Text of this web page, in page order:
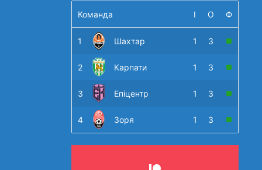
Команда І О Ф
1 Шахтар 1 3
2 Карпати 1 3
3 Епіцентр 1 3
4 Зоря 1 3